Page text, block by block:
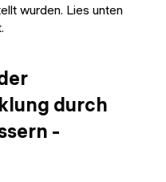
wurden. Lies unten
durch
-